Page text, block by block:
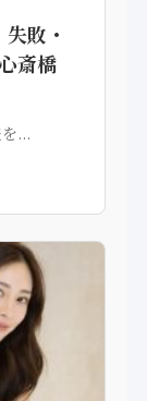
敗・
斎橋
...